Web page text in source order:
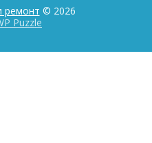
ремонт © 2026
Puzzle